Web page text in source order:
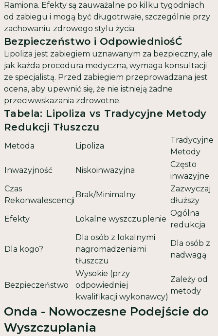
Ramiona. Efekty są zauważalne po kilku tygodniach
od zabiegu i mogą być długotrwałe, szczególnie przy
zachowaniu zdrowego stylu życia.
Bezpieczeństwo i OdpowiedniośĆ
Lipoliza jest zabiegiem uznawanym za bezpieczny, ale
jak każda procedura medyczna, wymaga konsultacji
ze specjalistą. Przed zabiegiem przeprowadzana jest
ocena, aby upewnić się, że nie istnieją żadne
przeciwwskazania zdrowotne.
Tabela: Lipoliza vs Tradycyjne Metody
Redukcji Tłuszczu
Metoda Lipoliza
Tradycyjne
Metody
Inwazyjność
Niskoinwazyjna
Często
inwazyjne
Czas
Rekonwalescencji
Brak/Minimalny
Zazwyczaj
dłuższy
Efekty
Lokalne wyszczuplenie
Ogólna
redukcja
Dla kogo?
Dla osób z lokalnymi
nagromadzeniami
tłuszczu
Dla osób z
nadwagą
Bezpieczeństwo
Wysokie (przy
odpowiedniej
kwalifikacji wykonawcy)
Zależy od
metody
Onda - Nowoczesne Podejście do
Wyszczuplania